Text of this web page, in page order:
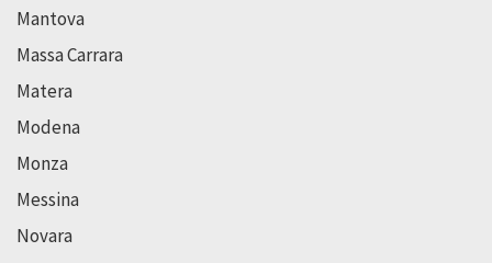
Mantova
Massa Carrara
Matera
Modena
Monza
Messina
Novara